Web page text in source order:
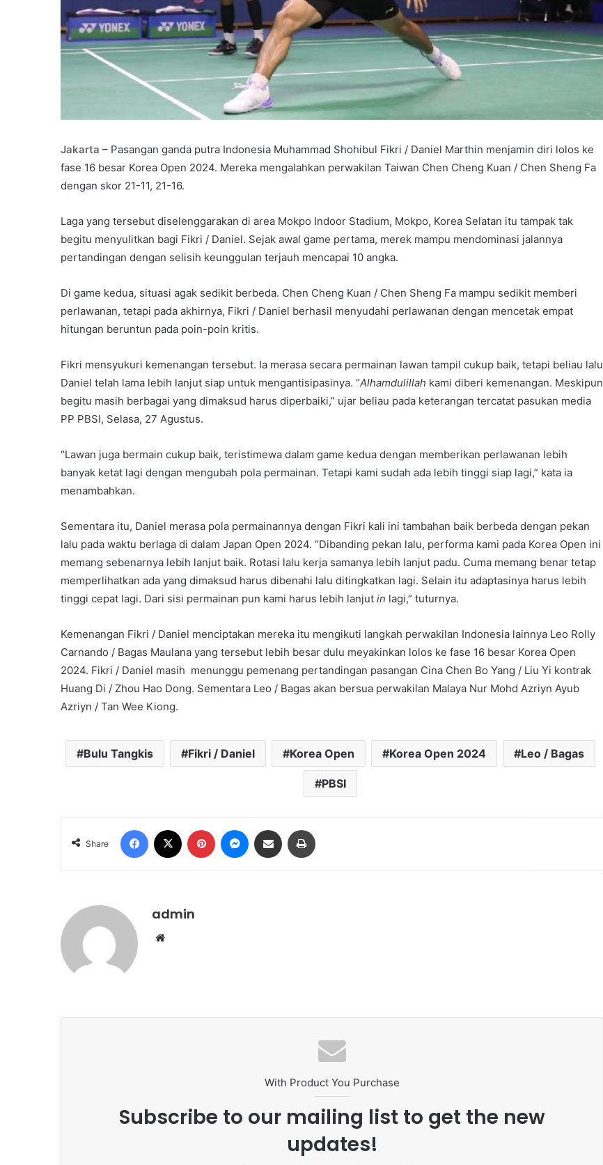
Jakarta – Pasangan ganda putra Indonesia Muhammad Shohibul Fikri / Daniel Marthin menjamin diri lolos ke
fase 16 besar Korea Open 2024. Mereka mengalahkan perwakilan Taiwan Chen Cheng Kuan / Chen Sheng Fa
dengan skor 21-11, 21-16.
Laga yang tersebut diselenggarakan di area Mokpo Indoor Stadium, Mokpo, Korea Selatan itu tampak tak
begitu menyulitkan bagi Fikri / Daniel. Sejak awal game pertama, merek mampu mendominasi jalannya
pertandingan dengan selisih keunggulan terjauh mencapai 10 angka.
Di game kedua, situasi agak sedikit berbeda. Chen Cheng Kuan / Chen Sheng Fa mampu sedikit memberi
perlawanan, tetapi pada akhirnya, Fikri / Daniel berhasil menyudahi perlawanan dengan mencetak empat
hitungan beruntun pada poin-poin kritis.
Fikri mensyukuri kemenangan tersebut. Ia merasa secara permainan lawan tampil cukup baik, tetapi beliau lalu
Daniel telah lama lebih lanjut siap untuk mengantisipasinya. “Alhamdulillah kami diberi kemenangan. Meskipun
begitu masih berbagai yang dimaksud harus diperbaiki,” ujar beliau pada keterangan tercatat pasukan media
PP PBSI, Selasa, 27 Agustus.
“Lawan juga bermain cukup baik, teristimewa dalam game kedua dengan memberikan perlawanan lebih
banyak ketat lagi dengan mengubah pola permainan. Tetapi kami sudah ada lebih tinggi siap lagi,” kata ia
menambahkan.
Sementara itu, Daniel merasa pola permainannya dengan Fikri kali ini tambahan baik berbeda dengan pekan
lalu pada waktu berlaga di dalam Japan Open 2024. “Dibanding pekan lalu, performa kami pada Korea Open ini
memang sebenarnya lebih lanjut baik. Rotasi lalu kerja samanya lebih lanjut padu. Cuma memang benar tetap
memperlihatkan ada yang dimaksud harus dibenahi lalu ditingkatkan lagi. Selain itu adaptasinya harus lebih
tinggi cepat lagi. Dari sisi permainan pun kami harus lebih lanjut in lagi,” tuturnya.
Kemenangan Fikri / Daniel menciptakan mereka itu mengikuti langkah perwakilan Indonesia lainnya Leo Rolly
Carnando / Bagas Maulana yang tersebut lebih besar dulu meyakinkan lolos ke fase 16 besar Korea Open
2024. Fikri / Daniel masih menunggu pemenang pertandingan pasangan Cina Chen Bo Yang / Liu Yi kontrak
Huang Di / Zhou Hao Dong. Sementara Leo / Bagas akan bersua perwakilan Malaya Nur Mohd Azriyn Ayub
Azriyn / Tan Wee Kiong.
Bulu Tangkis Fikri / Daniel Korea Open Korea Open 2024 Leo / Bagas
PBSI
Share
admin
With Product You Purchase
Subscribe to our mailing list to get the new
updates!